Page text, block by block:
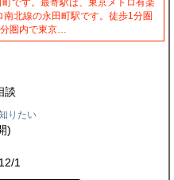
です。最寄駅は、東京メトロ有楽
北線の永田町駅です。徒歩1分圏
圏内で東京…
談
りたい
)
1